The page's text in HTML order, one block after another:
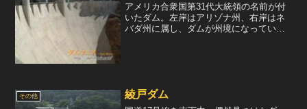
アメリカ合衆国第31代大統領の名前が付
いたダム。左岸はアリゾナ州、右岸はネ
バダ州に属し、ダムが州境になってい
その他 綾戸ダム